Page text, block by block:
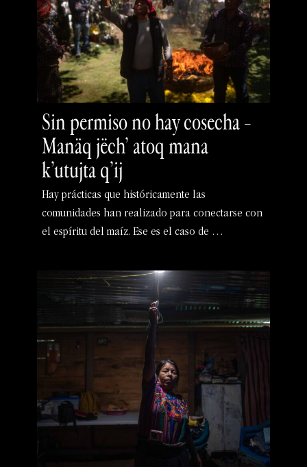
Sin permiso no hay cosecha –
Manäq jëch’ atoq mana
k’utujta q’ij
Hay prácticas que históricamente las
comunidades han realizado para conectarse con
el espíritu del maíz. Ese es el caso de …